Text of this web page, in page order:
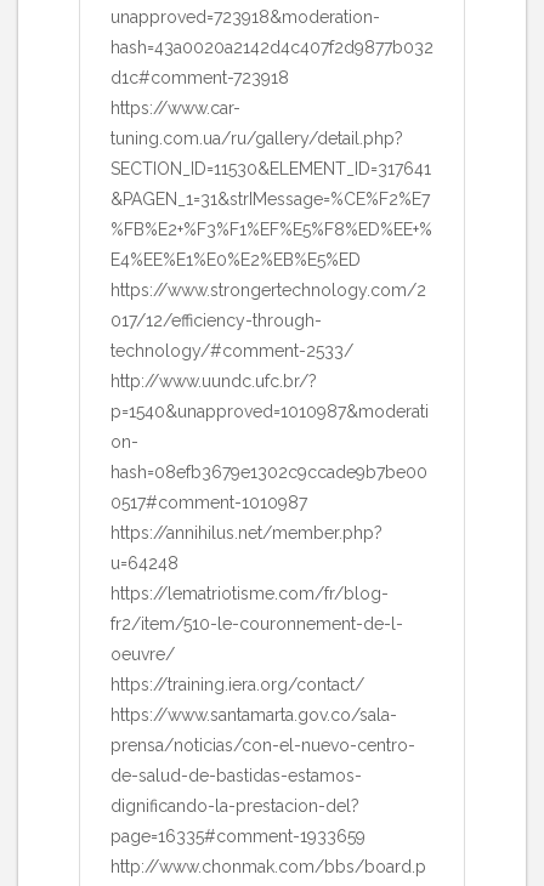
unapproved=723918&moderation-
hash=43a0020a2142d4c407f2d9877b032
d1c#comment-723918
https://www.car-
tuning.com.ua/ru/gallery/detail.php?
SECTION_ID=11530&ELEMENT_ID=317641
&PAGEN_1=31&strIMessage=%CE%F2%E7
%FB%E2+%F3%F1%EF%E5%F8%ED%EE+%
E4%EE%E1%E0%E2%EB%E5%ED
https://www.strongertechnology.com/2
017/12/efficiency-through-
technology/#comment-2533/
http://www.uundc.ufc.br/?
p=1540&unapproved=1010987&moderati
on-
hash=08efb3679e1302c9ccade9b7be00
0517#comment-1010987
https://annihilus.net/member.php?
u=64248
https://lematriotisme.com/fr/blog-
fr2/item/510-le-couronnement-de-l-
oeuvre/
https://training.iera.org/contact/
https://www.santamarta.gov.co/sala-
prensa/noticias/con-el-nuevo-centro-
de-salud-de-bastidas-estamos-
dignificando-la-prestacion-del?
page=16335#comment-1933659
http://www.chonmak.com/bbs/board.p